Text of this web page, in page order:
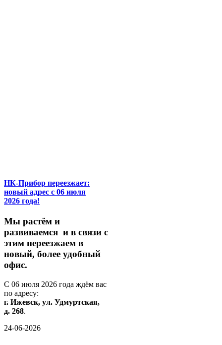
НК-Прибор переезжает:
новый адрес с 06 июля
2026 года!
Мы растём и
развиваемся и в связи с
этим переезжаем в
новый, более удобный
офис.
С 06 июля 2026 года ждём вас
по адресу:
г. Ижевск, ул. Удмуртская,
д. 268.
24-06-2026